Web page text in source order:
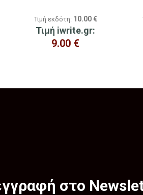
Τιμή εκδότη: 10.00 €
Τιμή iwrite.gr:
9.00 €
στο